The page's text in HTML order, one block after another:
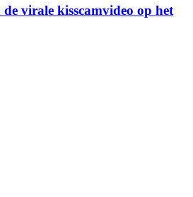
de virale kisscamvideo op het